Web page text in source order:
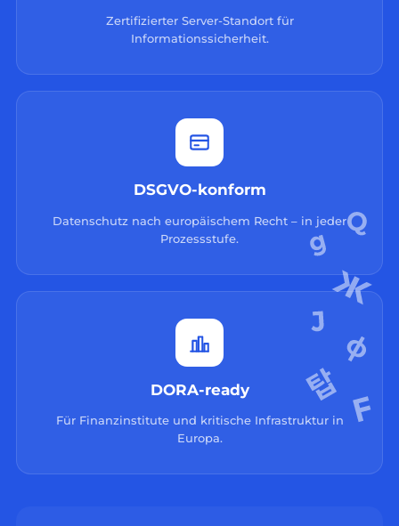
Zertifizierter Server-Standort für
Informationssicherheit.
DSGVO-konform
Datenschutz nach europäischem Recht – in jeder
Prozessstufe.
DORA-ready
Für Finanzinstitute und kritische Infrastruktur in
Europa.